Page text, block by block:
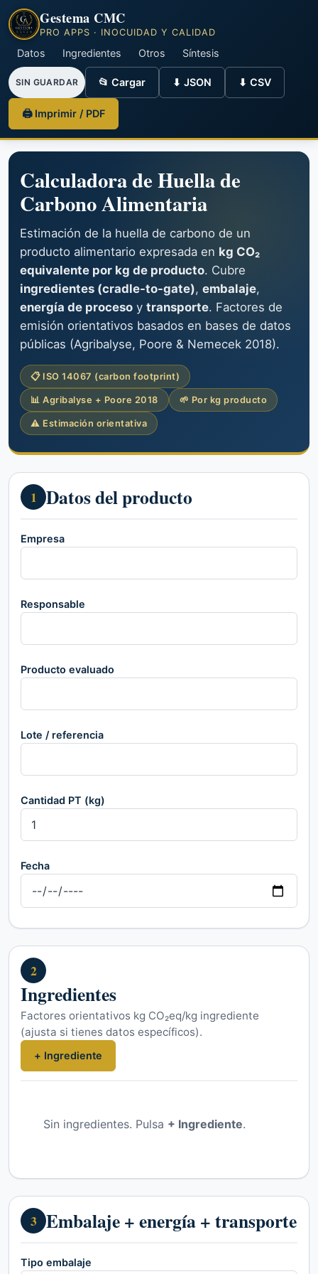
Gestema CMC
PRO APPS · INOCUIDAD Y CALIDAD
Datos Ingredientes Otros Síntesis
SIN GUARDAR 📂 Cargar ⬇ JSON ⬇ CSV
🖨 Imprimir / PDF
Calculadora de Huella de
Carbono Alimentaria
Estimación de la huella de carbono de un
producto alimentario expresada en kg CO₂
equivalente por kg de producto. Cubre
ingredientes (cradle-to-gate), embalaje,
energía de proceso y transporte. Factores de
emisión orientativos basados en bases de datos
públicas (Agribalyse, Poore & Nemecek 2018).
📋 ISO 14067 (carbon footprint)
📊 Agribalyse + Poore 2018 🌱 Por kg producto
⚠ Estimación orientativa
1 Datos del producto
Empresa
Responsable
Producto evaluado
Lote / referencia
Cantidad PT (kg)
Fecha
2
Ingredientes
Factores orientativos kg CO₂eq/kg ingrediente
(ajusta si tienes datos específicos).
+ Ingrediente
Sin ingredientes. Pulsa + Ingrediente.
3 Embalaje + energía + transporte
Tipo embalaje